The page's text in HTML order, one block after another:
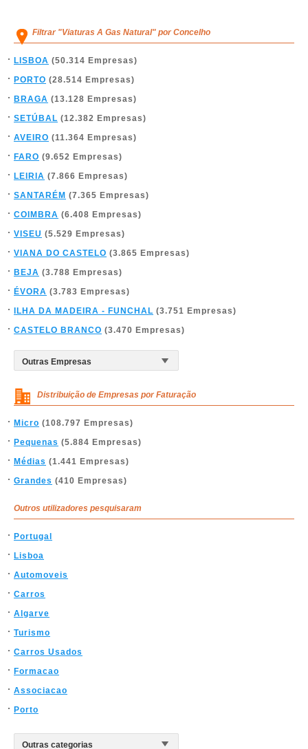
Filtrar "Viaturas A Gas Natural" por Concelho
LISBOA (50.314 Empresas)
PORTO (28.514 Empresas)
BRAGA (13.128 Empresas)
SETÚBAL (12.382 Empresas)
AVEIRO (11.364 Empresas)
FARO (9.652 Empresas)
LEIRIA (7.866 Empresas)
SANTARÉM (7.365 Empresas)
COIMBRA (6.408 Empresas)
VISEU (5.529 Empresas)
VIANA DO CASTELO (3.865 Empresas)
BEJA (3.788 Empresas)
ÉVORA (3.783 Empresas)
ILHA DA MADEIRA - FUNCHAL (3.751 Empresas)
CASTELO BRANCO (3.470 Empresas)
Distribuição de Empresas por Faturação
Micro (108.797 Empresas)
Pequenas (5.884 Empresas)
Médias (1.441 Empresas)
Grandes (410 Empresas)
Outros utilizadores pesquisaram
Portugal
Lisboa
Automoveis
Carros
Algarve
Turismo
Carros Usados
Formacao
Associacao
Porto